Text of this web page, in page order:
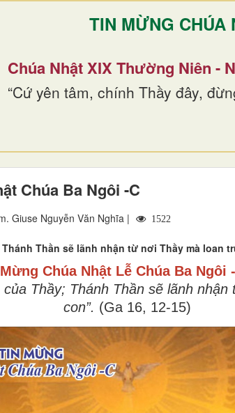
TIN MỪNG CHÚA
Chúa Nhật XIX Thường Niên -
“Cứ yên tâm, chính Thầy đây,
Chúa Ba Ngôi -C
Giuse Nguyễn Văn Nghĩa | 1522
Thần sẽ lãnh nhận từ nơi Thầy mà loan
Chúa Nhật Lễ Chúa Ba Ngôi
Thầy; Thánh Thần sẽ lãnh
con”. (Ga 16, 12-15)